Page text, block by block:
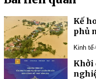
Kế
phủ
Kinh tế·
Khởi